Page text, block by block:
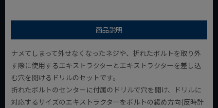
商品説明
ナメてしまって外せなくなったネジや、折れたボルトを取り外
す際に使用するエキストラクターとエキストラクターを差し込
む穴を開けるドリルのセットです。
折れたボルトのセンターに付属のドリルで穴を開け、ドリルに
対応するサイズのエキストラクターをボルトの緩め方向(反時計